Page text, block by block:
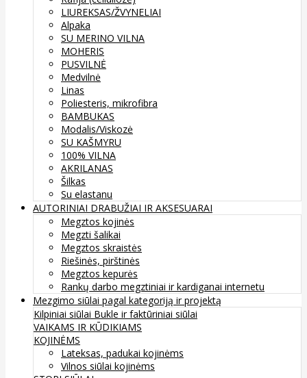
LIUREKSAS/ŽVYNELIAI
Alpaka
SU MERINO VILNA
MOHERIS
PUSVILNĖ
Medvilnė
Linas
Poliesteris, mikrofibra
BAMBUKAS
Modalis/Viskozė
SU KAŠMYRU
100% VILNA
AKRILANAS
Šilkas
Su elastanu
AUTORINIAI DRABUŽIAI IR AKSESUARAI
Megztos kojinės
Megzti šalikai
Megztos skraistės
Riešinės, pirštinės
Megztos kepurės
Rankų darbo megztiniai ir kardiganai internetu
Mezgimo siūlai pagal kategoriją ir projektą
Kilpiniai siūlai Bukle ir faktūriniai siūlai
VAIKAMS IR KŪDIKIAMS
KOJINĖMS
Lateksas, padukai kojinėms
Vilnos siūlai kojinėms